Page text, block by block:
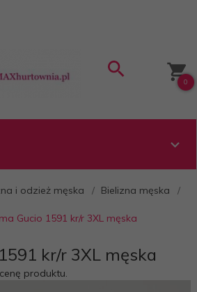
0
i odzież męska Bielizna męska
Gucio 1591 kr/r 3XL męska
kr/r 3XL męska
produktu.